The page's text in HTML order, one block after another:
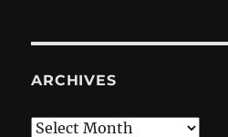
ARCHIVES
Archives